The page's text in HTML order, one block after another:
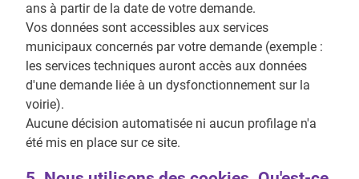
ans à partir de la date de votre demande.
Vos données sont accessibles aux services
municipaux concernés par votre demande (exemple :
les services techniques auront accès aux données
d'une demande liée à un dysfonctionnement sur la
voirie).
Aucune décision automatisée ni aucun profilage n'a
été mis en place sur ce site.